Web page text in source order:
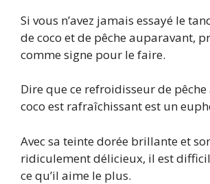
Si vous n’avez jamais essayé le
de coco et de pêche auparavant,
comme signe pour le faire.
Dire que ce refroidisseur de
coco est rafraîchissant est un
Avec sa teinte dorée brillante et
ridiculement délicieux, il est
ce qu’il aime le plus.